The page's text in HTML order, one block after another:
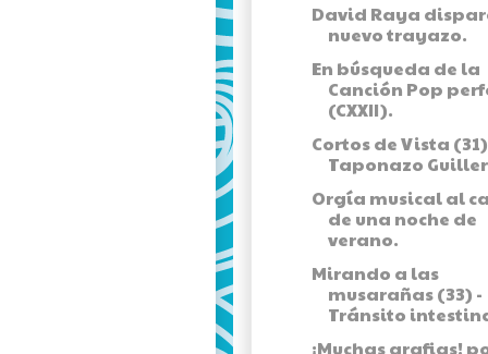
David Raya
nuevo trayazo.
En búsqueda de la
Canción Pop
(CXXII).
Cortos de Vista
Taponazo
Orgía musical al
de una noche de
verano.
Mirando a las
musarañas (33) -
Tránsito
¡Muchas grafias!